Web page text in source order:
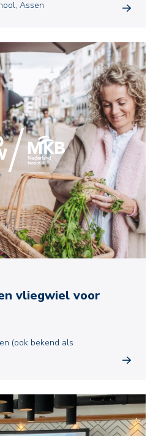
Assen
vliegwiel voor
(ook bekend als